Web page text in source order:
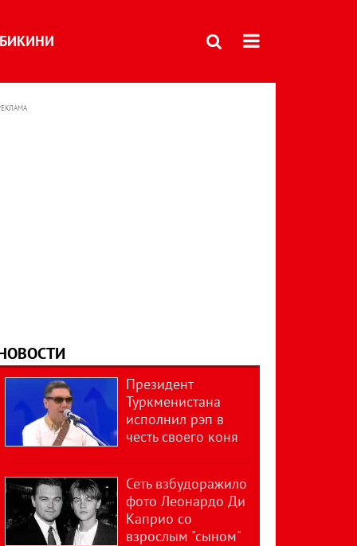
БИКИНИ
Президент
Туркменистана
исполнил рэп в
честь своего коня
Сеть взбудоражило
фото Леонардо Ди
Каприо со
взрослым "сыном"